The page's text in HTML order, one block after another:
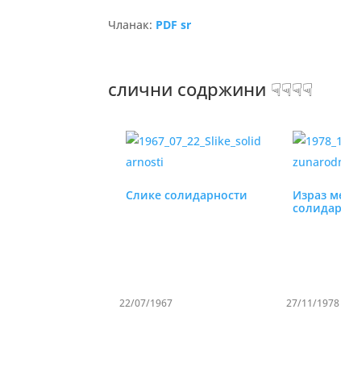
Чланак: PDF sr
слични содржини ☟☟☟☟
Слике солидарности
22/07/1967
Израз
27/11/1978